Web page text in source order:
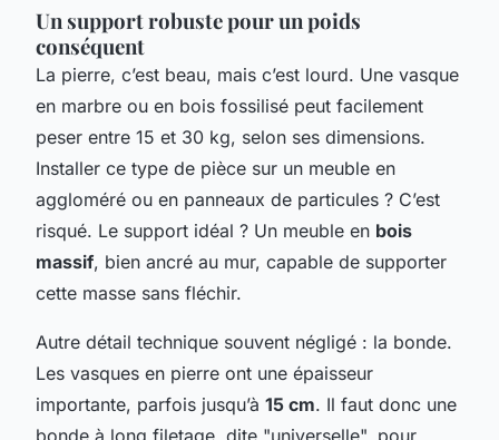
Un support robuste pour un poids
conséquent
La pierre, c’est beau, mais c’est lourd. Une vasque
en marbre ou en bois fossilisé peut facilement
peser entre 15 et 30 kg, selon ses dimensions.
Installer ce type de pièce sur un meuble en
aggloméré ou en panneaux de particules ? C’est
risqué. Le support idéal ? Un meuble en bois
massif, bien ancré au mur, capable de supporter
cette masse sans fléchir.
Autre détail technique souvent négligé : la bonde.
Les vasques en pierre ont une épaisseur
importante, parfois jusqu’à 15 cm. Il faut donc une